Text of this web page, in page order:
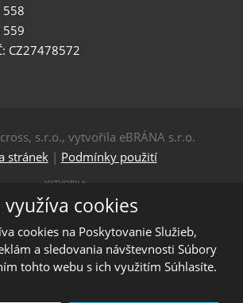
558
559
CZ27478572
s.r.o., vytvořila eBRÁNA s.r.o.
stránek | Podmínky použití
VYTVORILA
pomocou Google reCAPTCHA, a
platia pre neho
ochrany osobných údajov
cookies
cookies na Poskytovanie Služieb,
a sledovania návštevnosti Súbory
tohto webu s ich využitím Súhlasíte.